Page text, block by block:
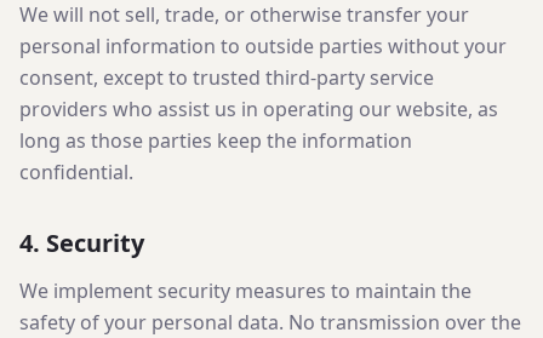
We will not sell, trade, or otherwise transfer your
personal information to outside parties without your
consent, except to trusted third-party service
providers who assist us in operating our website, as
long as those parties keep the information
confidential.
4. Security
We implement security measures to maintain the
safety of your personal data. No transmission over the